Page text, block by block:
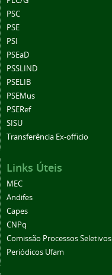
PSC
PSE
PSI
PSEaD
PSSLIND
PSELIB
PSEMus
PSERef
SISU
Transferência Ex-officio
Links Úteis
MEC
Andifes
Capes
CNPq
Comissão Processos Seletivos
Periódicos Ufam